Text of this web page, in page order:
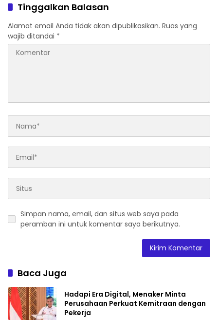
Tinggalkan Balasan
Alamat email Anda tidak akan dipublikasikan. Ruas yang
wajib ditandai *
Simpan nama, email, dan situs web saya pada
peramban ini untuk komentar saya berikutnya.
Baca Juga
Hadapi Era Digital, Menaker Minta
Perusahaan Perkuat Kemitraan dengan
Pekerja